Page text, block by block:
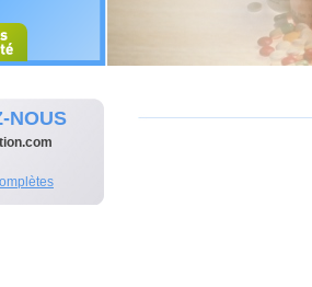
NOUS